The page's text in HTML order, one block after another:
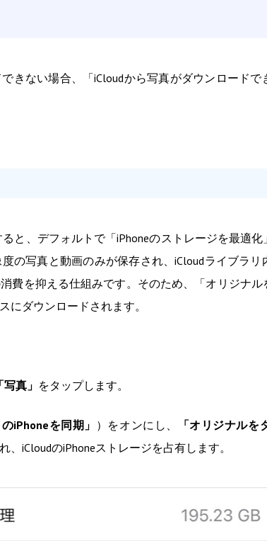
きない場合、「iCloudから写真がダウンロード
と、デフォルトで「iPhoneのストレージを最適
の写真と動画のみが保存され、iCloudライブラ
費を抑える仕組みです。そのため、「オリジナ
にダウンロードされます。
真」 をタップします。
のiPhoneを同期」 ）をオンにし、 「オリジナルを
iCloudのiPhoneストレージを占有します。